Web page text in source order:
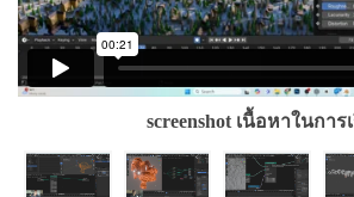
screenshot เนื้อหาในการ